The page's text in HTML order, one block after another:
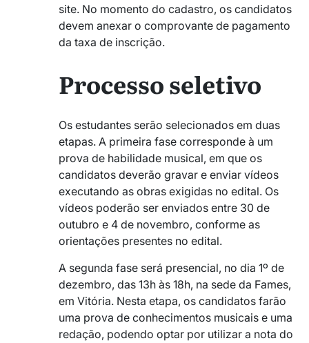
site. No momento do cadastro, os candidatos
devem anexar o comprovante de pagamento
da taxa de inscrição.
Processo seletivo
Os estudantes serão selecionados em duas
etapas. A primeira fase corresponde à um
prova de habilidade musical, em que os
candidatos deverão gravar e enviar vídeos
executando as obras exigidas no edital. Os
vídeos poderão ser enviados entre 30 de
outubro e 4 de novembro, conforme as
orientações presentes no edital.
A segunda fase será presencial, no dia 1º de
dezembro, das 13h às 18h, na sede da Fames,
em Vitória. Nesta etapa, os candidatos farão
uma prova de conhecimentos musicais e uma
redação, podendo optar por utilizar a nota do